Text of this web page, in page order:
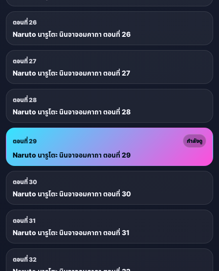
ตอนที่ 26
Naruto นารูโตะ นินจาจอมคาถา ตอนที่ 26
ตอนที่ 27
Naruto นารูโตะ นินจาจอมคาถา ตอนที่ 27
ตอนที่ 28
Naruto นารูโตะ นินจาจอมคาถา ตอนที่ 28
ตอนที่ 29 กำลังดู
Naruto นารูโตะ นินจาจอมคาถา ตอนที่ 29
ตอนที่ 30
Naruto นารูโตะ นินจาจอมคาถา ตอนที่ 30
ตอนที่ 31
Naruto นารูโตะ นินจาจอมคาถา ตอนที่ 31
ตอนที่ 32